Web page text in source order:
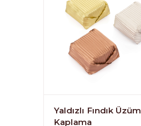
Yaldızlı Fındık Üzüm
Kaplama